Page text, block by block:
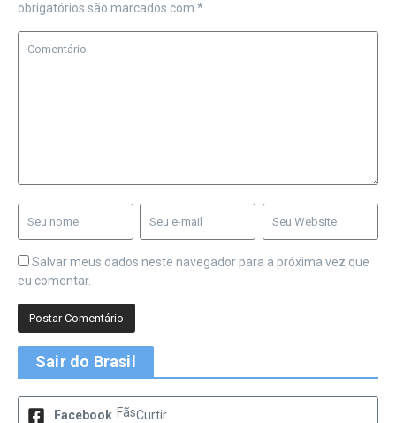
obrigatórios são marcados com *
Salvar meus dados neste navegador para a próxima vez que
eu comentar.
Sair do Brasil
Facebook FãsCurtir